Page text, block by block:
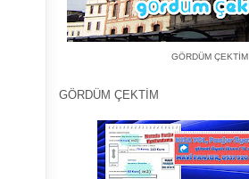
GÖRDÜM ÇEKTİM
GÖRDÜM ÇEKTİM